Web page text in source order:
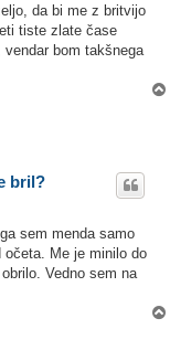
da bi me z britvijo
tiste zlate čase
bom takšnega
bril?
sem menda samo
očeta. Me je minilo do
Vedno sem na